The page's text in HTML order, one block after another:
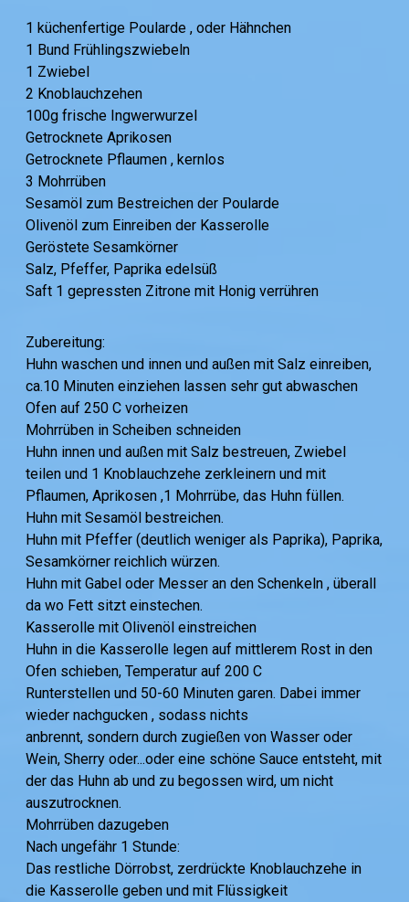
1 küchenfertige Poularde , oder Hähnchen
1 Bund Frühlingszwiebeln
1 Zwiebel
2 Knoblauchzehen
100g frische Ingwerwurzel
Getrocknete Aprikosen
Getrocknete Pflaumen , kernlos
3 Mohrrüben
Sesamöl zum Bestreichen der Poularde
Olivenöl zum Einreiben der Kasserolle
Geröstete Sesamkörner
Salz, Pfeffer, Paprika edelsüß
Saft 1 gepressten Zitrone mit Honig verrühren
Zubereitung:
Huhn waschen und innen und außen mit Salz einreiben,
ca.10 Minuten einziehen lassen sehr gut abwaschen
Ofen auf 250 C vorheizen
Mohrrüben in Scheiben schneiden
Huhn innen und außen mit Salz bestreuen, Zwiebel
teilen und 1 Knoblauchzehe zerkleinern und mit
Pflaumen, Aprikosen ,1 Mohrrübe, das Huhn füllen.
Huhn mit Sesamöl bestreichen.
Huhn mit Pfeffer (deutlich weniger als Paprika), Paprika,
Sesamkörner reichlich würzen.
Huhn mit Gabel oder Messer an den Schenkeln , überall
da wo Fett sitzt einstechen.
Kasserolle mit Olivenöl einstreichen
Huhn in die Kasserolle legen auf mittlerem Rost in den
Ofen schieben, Temperatur auf 200 C
Runterstellen und 50-60 Minuten garen. Dabei immer
wieder nachgucken , sodass nichts
anbrennt, sondern durch zugießen von Wasser oder
Wein, Sherry oder...oder eine schöne Sauce entsteht, mit
der das Huhn ab und zu begossen wird, um nicht
auszutrocknen.
Mohrrüben dazugeben
Nach ungefähr 1 Stunde:
Das restliche Dörrobst, zerdrückte Knoblauchzehe in
die Kasserolle geben und mit Flüssigkeit